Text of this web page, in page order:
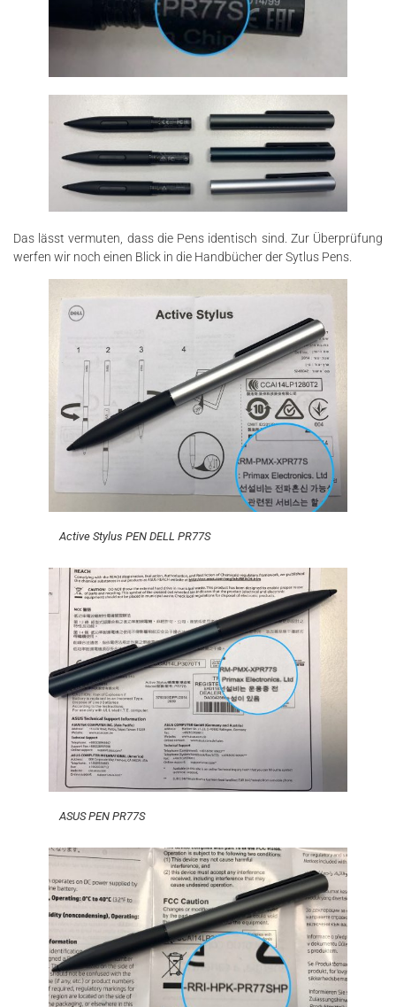
Das lässt vermuten, dass die Pens identisch sind. Zur Überprüfung
werfen wir noch einen Blick in die Handbücher der Sytlus Pens.
Active Stylus PEN DELL PR77S
ASUS PEN PR77S